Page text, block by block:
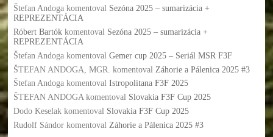
Štefan Andogakomentoval Sezóna 2025 – sumarizácia +
REPREZENTÁCIA
Róbert Bartókkomentoval Sezóna 2025 – sumarizácia +
REPREZENTÁCIA
Štefan Andogakomentoval Gemer cup 2025 – Seriál MSR F3F
ŠTEFAN ANDOGA, MGR. komentoval Záhorie a Pálenica 2025 #3
Štefan Andogakomentoval Istropolitana F3F 2025
ŠTEFAN ANDOGAkomentoval Slovakia F3F Cup 2025
Dodo Keselakkomentoval Slovakia F3F Cup 2025
Rudolf Sándorkomentoval Záhorie a Pálenica 2025 #3